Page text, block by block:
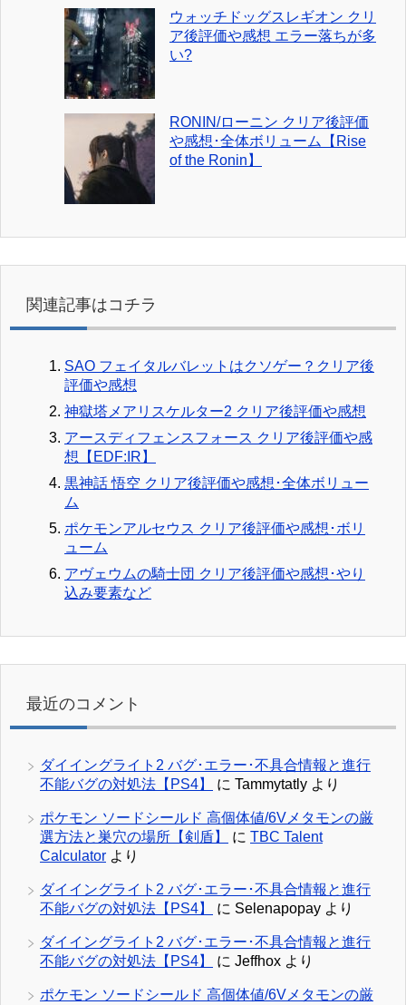
ウォッチドッグスレギオン クリ
ア後評価や感想 エラー落ちが多
い?
RONIN/ローニン クリア後評価
や感想･全体ボリューム【Rise
of the Ronin】
関連記事はコチラ
SAO フェイタルバレットはクソゲー？クリア後
評価や感想
神獄塔メアリスケルター2 クリア後評価や感想
アースディフェンスフォース クリア後評価や感
想【EDF:IR】
黒神話 悟空 クリア後評価や感想･全体ボリュー
ム
ポケモンアルセウス クリア後評価や感想･ボリ
ューム
アヴェウムの騎士団 クリア後評価や感想･やり
込み要素など
最近のコメント
ダイイングライト2 バグ･エラー･不具合情報と進行
不能バグの対処法【PS4】
に Tammytatly より
ポケモン ソードシールド 高個体値/6Vメタモンの厳
選方法と巣穴の場所【剣盾】
に TBC Talent
Calculator より
ダイイングライト2 バグ･エラー･不具合情報と進行
不能バグの対処法【PS4】
に Selenapopay より
ダイイングライト2 バグ･エラー･不具合情報と進行
不能バグの対処法【PS4】
に Jeffhox より
ポケモン ソードシールド 高個体値/6Vメタモンの厳